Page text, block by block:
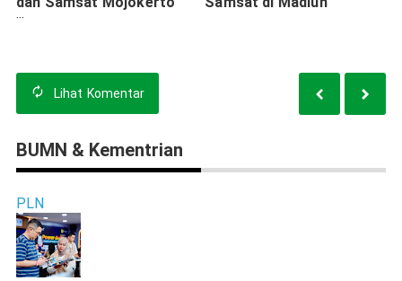
Gelar Forum Komunikasi
Lihat Komentar
BUMN & Kementrian
PLN